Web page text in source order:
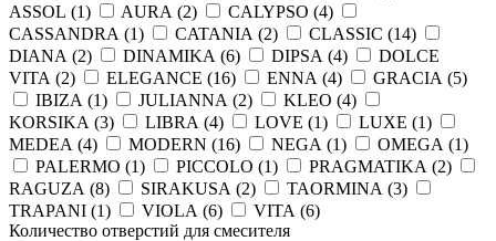
ASSOL (1) AURA (2) CALYPSO (4)
CASSANDRA (1) CATANIA (2) CLASSIC (14)
DIANA (2) DINAMIKA (6) DIPSA (4)
DOLCE
VITA (2) ELEGANCE (16) ENNA (4) GRACIA (5)
IBIZA (1) JULIANNA (2) KLEO (4)
KORSIKA (3) LIBRA (4) LOVE (1) LUXE (1)
MEDEA (4) MODERN (16) NEGA (1) OMEGA (1)
PALERMO (1) PICCOLO (1) PRAGMATIKA (2)
RAGUZA (8) SIRAKUSA (2) TAORMINA (3)
TRAPANI (1) VIOLA (6) VITA (6)
Количество отверстий для смесителя